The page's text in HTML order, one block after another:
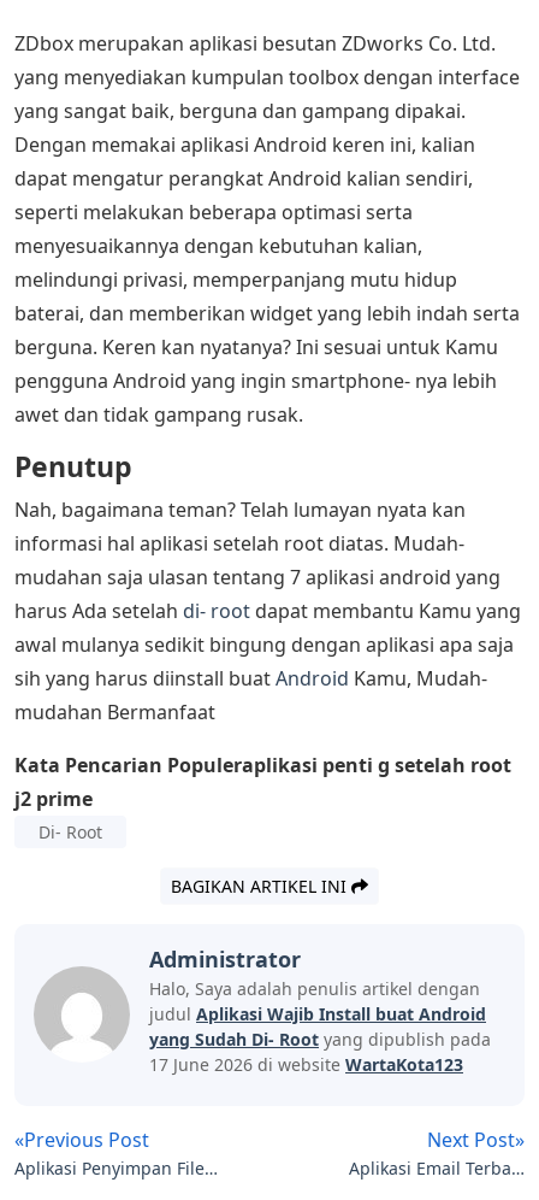
ZDbox merupakan aplikasi besutan ZDworks Co. Ltd.
yang menyediakan kumpulan toolbox dengan interface
yang sangat baik, berguna dan gampang dipakai.
Dengan memakai aplikasi Android keren ini, kalian
dapat mengatur perangkat Android kalian sendiri,
seperti melakukan beberapa optimasi serta
menyesuaikannya dengan kebutuhan kalian,
melindungi privasi, memperpanjang mutu hidup
baterai, dan memberikan widget yang lebih indah serta
berguna. Keren kan nyatanya? Ini sesuai untuk Kamu
pengguna Android yang ingin smartphone- nya lebih
awet dan tidak gampang rusak.
Penutup
Nah, bagaimana teman? Telah lumayan nyata kan
informasi hal aplikasi setelah root diatas. Mudah-
mudahan saja ulasan tentang 7 aplikasi android yang
harus Ada setelah di- root dapat membantu Kamu yang
awal mulanya sedikit bingung dengan aplikasi apa saja
sih yang harus diinstall buatAndroid Kamu, Mudah-
mudahan Bermanfaat
Kata Pencarian Populeraplikasi penti g setelah root
j2 prime
Di- Root
BAGIKAN ARTIKEL INI
Administrator
Halo, Saya adalah penulis artikel dengan
judul Aplikasi Wajib Install buat Android
yang Sudah Di- Root yang dipublish pada
17 June 2026 di website WartaKota123
«Previous Post
Aplikasi Penyimpan File
Next Post»
Aplikasi Email Terbaik